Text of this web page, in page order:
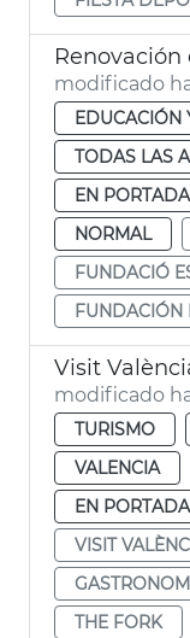
modificado
EDUCACIÓN
TODAS LAS
EN PORTADA
NORMAL
FUNDACIÓ
FUNDACIÓN
modificado
TURISMO
VALENCIA
EN
VISIT
THE FORK